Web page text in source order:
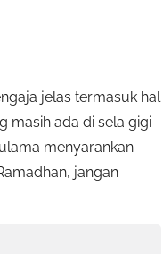
jelas termasuk hal
masih ada di sela gigi
menyarankan
jangan